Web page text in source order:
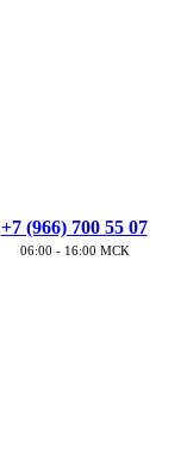
+7 (966) 700 55 07
06:00 - 16:00 МСК